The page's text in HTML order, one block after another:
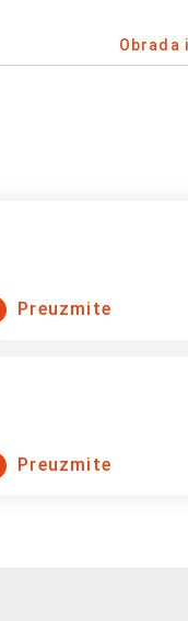
Obrada
Preuzmite
Preuzmite